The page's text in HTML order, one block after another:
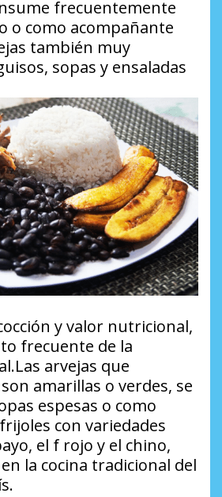
frecuentemente
o como acompañante
también muy
sopas y ensaladas
y valor nutricional,
frecuente de la
arvejas que
amarillas o verdes, se
espesas o como
con variedades
el f rojo y el chino,
la cocina tradicional del